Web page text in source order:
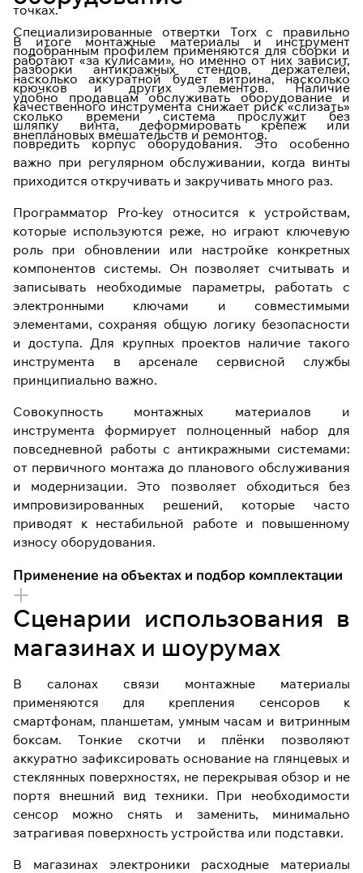
точках.
В итоге монтажные материалы и инструмент
работают «за кулисами», но именно от них зависит,
насколько аккуратной будет витрина, насколько
удобно продавцам обслуживать оборудование и
сколько времени система прослужит без
внеплановых вмешательств и ремонтов.
Специализированные отвертки Torx с правильно
подобранным профилем применяются для сборки и
разборки антикражных стендов, держателей,
крючков и других элементов. Наличие
качественного инструмента снижает риск «слизать»
шляпку винта, деформировать крепёж или
повредить корпус оборудования. Это особенно
важно при регулярном обслуживании, когда винты
приходится откручивать и закручивать много раз.
Программатор Pro-key относится к устройствам,
которые используются реже, но играют ключевую
роль при обновлении или настройке конкретных
компонентов системы. Он позволяет считывать и
записывать необходимые параметры, работать с
электронными ключами и совместимыми
элементами, сохраняя общую логику безопасности
и доступа. Для крупных проектов наличие такого
инструмента в арсенале сервисной службы
принципиально важно.
Совокупность монтажных материалов и
инструмента формирует полноценный набор для
повседневной работы с антикражными системами:
от первичного монтажа до планового обслуживания
и модернизации. Это позволяет обходиться без
импровизированных решений, которые часто
приводят к нестабильной работе и повышенному
износу оборудования.
Применение на объектах и подбор комплектации
Сценарии использования в
магазинах и шоурумах
В салонах связи монтажные материалы
применяются для крепления сенсоров к
смартфонам, планшетам, умным часам и витринным
боксам. Тонкие скотчи и плёнки позволяют
аккуратно зафиксировать основание на глянцевых и
стеклянных поверхностях, не перекрывая обзор и не
портя внешний вид техники. При необходимости
сенсор можно снять и заменить, минимально
затрагивая поверхность устройства или подставки.
В магазинах электроники расходные материалы